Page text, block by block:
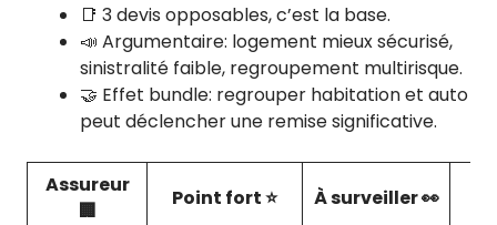
📑 3 devis opposables, c’est la base.
📣 Argumentaire: logement mieux sécurisé,
sinistralité faible, regroupement multirisque.
🤝 Effet bundle: regrouper habitation et auto
peut déclencher une remise significative.
Assureur
🏢
Point fort ⭐ À surveiller 👀